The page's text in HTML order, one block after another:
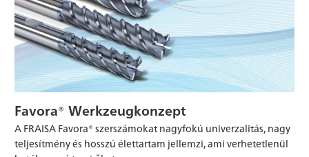
Favora® Werkzeugkonzept
A FRAISA Favora® szerszámokat nagyfokú univerzalitás, nagy
teljesítmény és hosszú élettartam jellemzi, ami verhetetlenül